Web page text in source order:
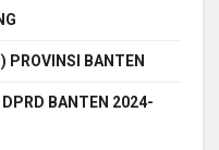
PROVINSI BANTEN
BANTEN 2024-